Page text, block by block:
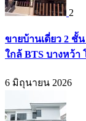
2
ขายบ้านเดี่ยว 2
ใกล้ BTS บางหว้า
6 มิถุนายน 2026